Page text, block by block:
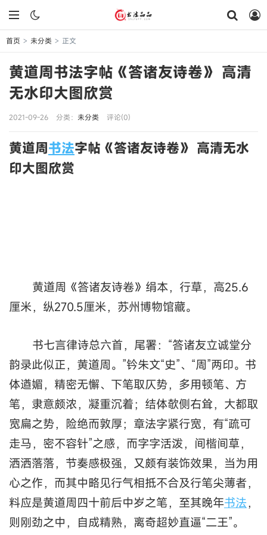
首页 > 未分类 > 正文
黄道周书法字帖《答诸友诗卷》 高清
无水印大图欣赏
2021-09-26 分类： 未分类 评论(0)
黄道周书法字帖《答诸友诗卷》 高清无水
印大图欣赏
黄道周《答诸友诗卷》绢本，行草，高25.6
厘米，纵270.5厘米，苏州博物馆藏。
书七言律诗总六首，尾署：“答诸友立诚堂分
韵录此似正，黄道周。”钤朱文“史”、“周”两印。书
体遒媚，精密无懈、下笔取仄势，多用顿笔、方
笔，隶意颇浓，凝重沉着；结体欹侧右耸，大都取
宽扁之势，险绝而敦厚；章法字紧行宽，有“疏可
走马，密不容针”之感，而字字活泼，间楷间草，
洒洒落落，节奏感极强，又颇有装饰效果，当为用
心之作，而其中略见行气相抵不合及行笔尖薄者，
料应是黄道周四十前后中岁之笔，至其晚年书法，
则刚劲之中，自成精熟，离奇超妙直逼“二王”。